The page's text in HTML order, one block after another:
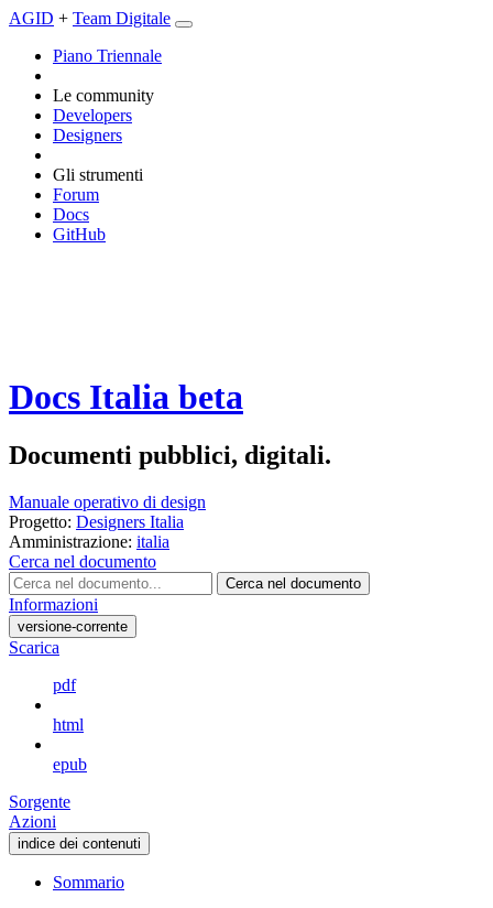
AGID + Team Digitale
Piano Triennale
Le community
Developers
Designers
Gli strumenti
Forum
Docs
GitHub
Docs Italia beta
Documenti pubblici, digitali.
Manuale operativo di design
Progetto: Designers Italia
Amministrazione: italia
Cerca nel documento
Cerca nel documento
Informazioni
versione-corrente
Scarica
pdf
html
epub
Sorgente
Azioni
indice dei contenuti
Sommario